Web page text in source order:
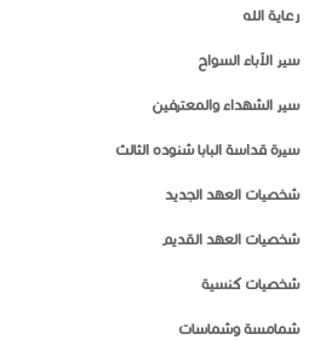
رعاية الله
سير الآباء السواح
سير الشهداء والمعترفين
سيرة قداسة البابا شنوده الثالث
شخصيات العهد الجديد
شخصيات العهد القديم
شخصيات كنسية
شمامسة وشماسات